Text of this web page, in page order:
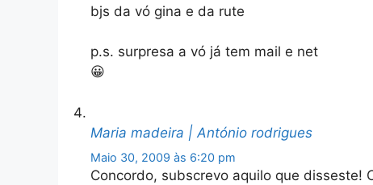
bjs da vó gina e da rute
p.s. surpresa a vó já tem mail e net
😀
Maria madeira | António rodrigues
Maio 30, 2009 às 6:20 pm
Concordo, subscrevo aquilo que disseste!